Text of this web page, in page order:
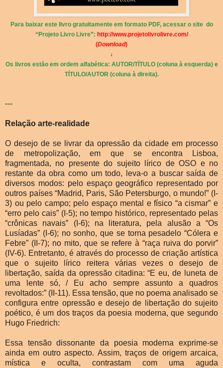
Para baixar este livro gratuitamente em formato PDF, acessar o site do
“Projeto Livro Livre”: http://www.projetolivrolivre.com/
(Download)
↓
Os livros estão em ordem alfabética: AUTOR/TÍTULO (coluna à esquerda) e
TÍTULO/AUTOR (coluna à direita).
---
Relação arte-realidade
O desejo de se livrar da opressão da cidade em processo
de metropolização, em que se encontra Lisboa,
fragmentada, no presente do sujeito lírico de OSO e no
restante da obra como um todo, leva-o a buscar saída de
diversos modos: pelo espaço geográfico representado por
outros países “Madrid, Paris, São Petersburgo, o mundo!” (I-
3) ou pelo campo; pelo espaço mental e físico “a cismar” e
“erro pelo cais” (I-5); no tempo histórico, representado pelas
“crônicas navais” (I-6); na literatura, pela alusão a “Os
Lusíadas” (I-6); no sonho, que se torna pesadelo “Cólera e
Febre” (II-7); no mito, que se refere à “raça ruiva do porvir”
(IV-6). Entretanto, é através do processo de criação artística
que o sujeito lírico reitera várias vezes o desejo de
libertação, saída da opressão citadina: “E eu, de luneta de
uma lente só, / Eu acho sempre assunto a quadros
revoltados:” (II-11). Essa tensão, que no poema analisado se
configura entre opressão e desejo de libertação do sujeito
poético, é um dos traços da poesia moderna, que segundo
Hugo Friedrich:
Essa tensão dissonante da poesia moderna exprime-se
ainda em outro aspecto. Assim, traços de origem arcaica,
mística e oculta, contrastam com uma aguda